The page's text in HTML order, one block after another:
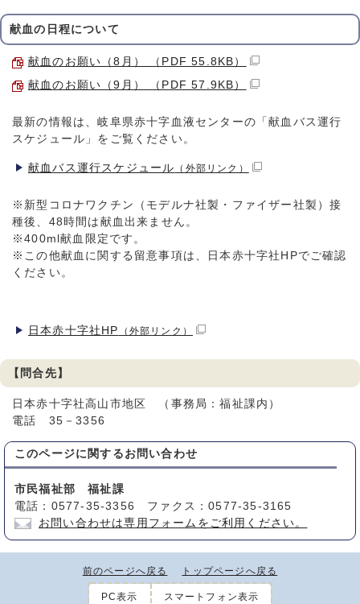
献血の日程について
献血のお願い（8月） （PDF 55.8KB）
献血のお願い（9月） （PDF 57.9KB）
最新の情報は、岐阜県赤十字血液センターの「献血バス運行
スケジュール」をご覧ください。
献血バス運行スケジュール （外部リンク）
※新型コロナワクチン（モデルナ社製・ファイザー社製）接
種後、48時間は献血出来ません。
※400ml献血限定です。
※この他献血に関する留意事項は、日本赤十字社HPでご確認
ください。
日本赤十字社HP （外部リンク）
【問合先】
日本赤十字社高山市地区 （事務局：福祉課内）
電話 35－3356
このページに関する お問い合わせ
市民福祉部 福祉課
電話：0577-35-3356 ファクス：0577-35-3165
お問い合わせは専用フォームをご利用ください。
前のページへ戻る トップページへ戻る
PC表示 スマートフォン表示